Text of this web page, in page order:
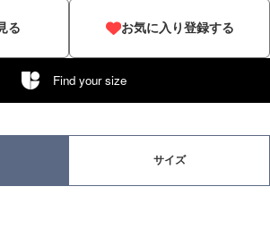
る お気に入り登録する
Find your size
サイズ